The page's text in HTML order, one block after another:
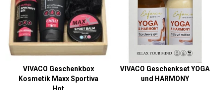
VIVACO Geschenkbox
Kosmetik Maxx Sportiva
VIVACO Geschenkset YOGA
und HARMONY